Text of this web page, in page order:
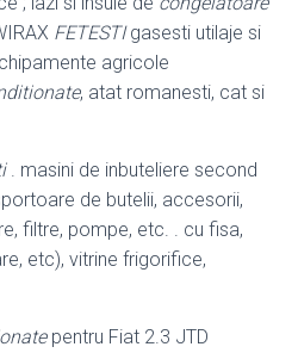
FETESTIgasesti utilaje si
agricole
, atat romanesti, cat si
. masini de inbuteliere second
de butelii, accesorii,
filtre, pompe, etc. . cu fisa,
etc), vitrine frigorifice,
pentru Fiat 2.3 JTD